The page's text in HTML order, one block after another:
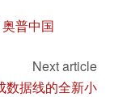
奥普中国
Next article
数据线的全新小